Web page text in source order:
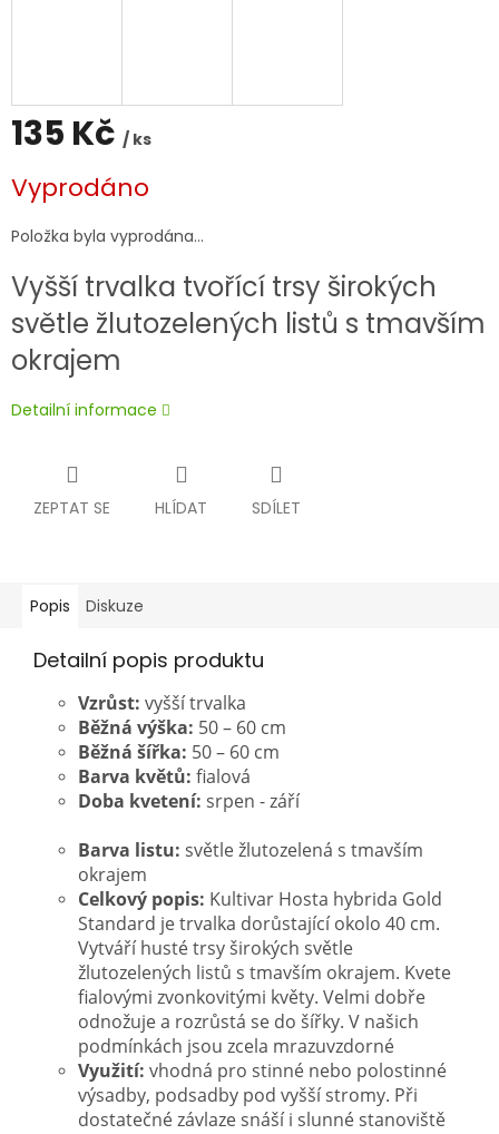
135 Kč / ks
cena:
Vyprodáno
Položka byla vyprodána…
Vyšší trvalka tvořící trsy širokých
světle žlutozelených listů s tmavším
okrajem
Detailní informace
ZEPTAT SE HLÍDAT SDÍLET
Popis Diskuze
Detailní popis produktu
Vzrůst: vyšší trvalka
Běžná výška: 50 – 60 cm
Běžná šířka: 50 – 60 cm
Barva květů: fialová
Doba kvetení: srpen - září
Barva listu: světle žlutozelená s tmavším
okrajem
Celkový popis: Kultivar Hosta hybrida Gold
Standard je trvalka dorůstající okolo 40 cm.
Vytváří husté trsy širokých světle
žlutozelených listů s tmavším okrajem. Kvete
fialovými zvonkovitými květy. Velmi dobře
odnožuje a rozrůstá se do šířky. V našich
podmínkách jsou zcela mrazuvzdorné
Využití: vhodná pro stinné nebo polostinné
výsadby, podsadby pod vyšší stromy. Při
dostatečné závlaze snáší i slunné stanoviště